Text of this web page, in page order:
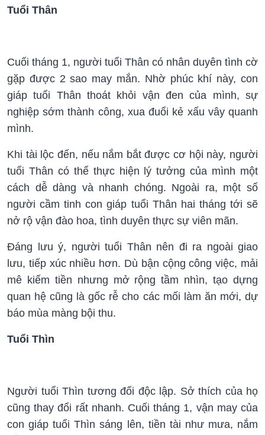
Tuổi Thân
Cuối tháng 1, người tuổi Thân có nhân duyên tình cờ
gặp được 2 sao may mắn. Nhờ phúc khí này, con
giáp tuổi Thân thoát khỏi vận đen của mình, sự
nghiệp sớm thành công, xua đuổi kẻ xấu vây quanh
mình.
Khi tài lộc đến, nếu nắm bắt được cơ hội này, người
tuổi Thân có thể thực hiện lý tưởng của mình một
cách dễ dàng và nhanh chóng. Ngoài ra, một số
người cầm tinh con giáp tuổi Thân hai tháng tới sẽ
nở rộ vận đào hoa, tình duyên thực sự viên mãn.
Đáng lưu ý, người tuổi Thân nên đi ra ngoài giao
lưu, tiếp xúc nhiều hơn. Dù bận cộng công việc, mải
mê kiếm tiền nhưng mở rộng tầm nhìn, tạo dựng
quan hệ cũng là gốc rễ cho các mối làm ăn mới, dự
báo mùa màng bội thu.
Tuổi Thìn
Người tuổi Thìn tương đối độc lập. Sở thích của họ
cũng thay đổi rất nhanh. Cuối tháng 1, vận may của
con giáp tuổi Thìn sáng lên, tiền tài như mưa, nắm